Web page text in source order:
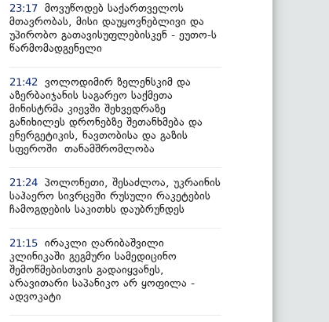
23:17 მოვუწოდებ საქართველოს
მთავრობას, მისი დაუყოვნებლივი და
უპირობო გათავისუფლებისკენ - ეუთო-ს
წარმომადგენელი
21:42
ვოლოდიმირ ზელენსკიმ და
აზერბაიჯანის საგარეო საქმეთა
მინისტრმა კიევში შეხვედრაზე
განიხილეს დრონებზე შეთანხმება და
ენერგეტიკის, ნავთობისა და გაზის
სფეროში თანამშრომლობა
21:24 პოლონეთი, შესაძლოა, უკრაინის
საჰაერო სივრცეში რუსული რაკეტების
ჩამოგდების საკითხს დაუბრუნდეს
21:15 ირაკლი ღარიბაშვილი
კლინიკაში გეგმური სამედიცინო
შემოწმებისთვის გადაიყვანეს,
არავითარი საპანიკო არ ყოფილა -
ადვოკატი